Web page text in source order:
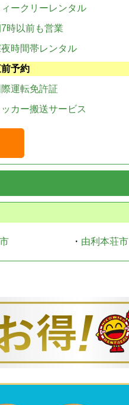
ークリーレンタル
時以前も営業
時間帯レンタル
予約
運転免許証
カー搬送サービス
・ 由利本荘市